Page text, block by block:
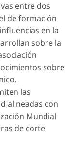
entre dos
de formación
en la
sobre la
sobre
las
alineadas con
Mundial
de corte